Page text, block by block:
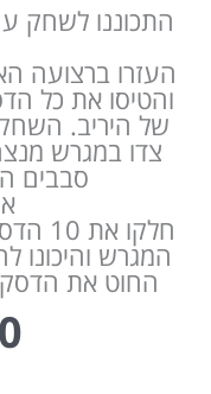
התכוננו לשחק
העזרו ברצועה
והטיסו את כל
של היריב.
צדו במגרש
סבבים
המגרש והיכונו
החוט את